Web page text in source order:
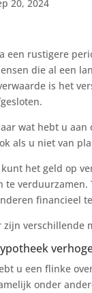
20, 2024
een rustigere
die al een
is het
wat hebt u aan
als u niet van
kunt het geld op
te
financieel
zijn verschillende
u een flinke
onder